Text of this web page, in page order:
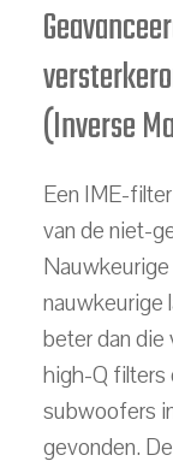
(Inverse
Een IME-
van de niet-
nauwkeurige
beter dan
high-Q filters
subwoofers
gevonden.